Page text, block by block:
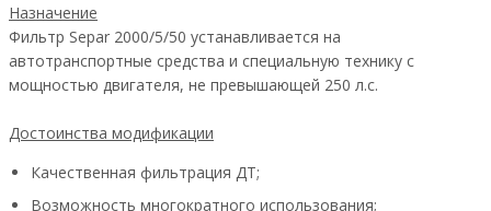
Назначение
Фильтр Separ 2000/5/50 устанавливается на
автотранспортные средства и специальную технику с
мощностью двигателя, не превышающей 250 л.с.
Достоинства модификации
Качественная фильтрация ДТ;
Возможность многократного использования;